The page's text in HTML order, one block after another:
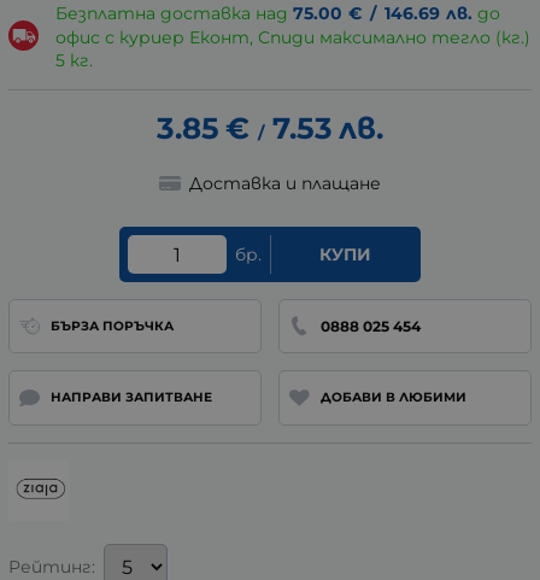
Безплатна доставка над 75.00 € / 146.69 лв. до
офис с куриер Еконт, Спиди максимално тегло (кг.)
5 кг.
3.85 € / 7.53 лв.
Доставка и плащане
бр. КУПИ
БЪРЗА ПОРЪЧКА 0888 025 454
НАПРАВИ ЗАПИТВАНЕ ДОБАВИ В ЛЮБИМИ
Рейтинг: